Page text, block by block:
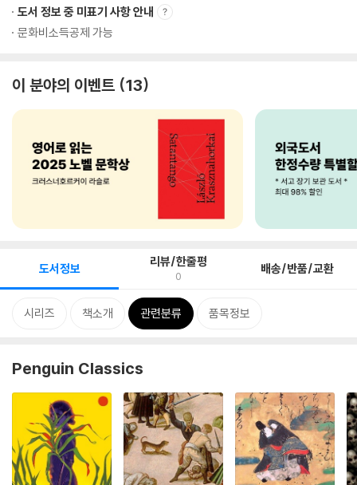
도서 정보 중 미표기 사항 안내
문화비소득공제 가능
이 분야의 이벤트 13
도서정보 리뷰/한줄평
0 배송/반품/교환
시리즈 책소개 관련분류 품목정보
Penguin Classics